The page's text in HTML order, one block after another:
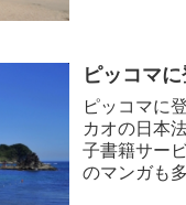
ピッコマ
ピッコマに
カオの日本
子書籍サー
のマンガも